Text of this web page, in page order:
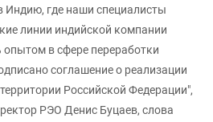
Индию, где наши специалисты
линии индийской компании
в сфере переработки
соглашение о реализации
Российской Федерации",
РЭО Денис Буцаев, слова